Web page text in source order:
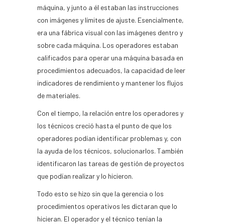
máquina, y junto a él estaban las instrucciones
con imágenes y límites de ajuste. Esencialmente,
era una fábrica visual con las imágenes dentro y
sobre cada máquina. Los operadores estaban
calificados para operar una máquina basada en
procedimientos adecuados, la capacidad de leer
indicadores de rendimiento y mantener los flujos
de materiales.
Con el tiempo, la relación entre los operadores y
los técnicos creció hasta el punto de que los
operadores podían identificar problemas y, con
la ayuda de los técnicos, solucionarlos. También
identificaron las tareas de gestión de proyectos
que podían realizar y lo hicieron.
Todo esto se hizo sin que la gerencia o los
procedimientos operativos les dictaran que lo
hicieran. El operador y el técnico tenían la